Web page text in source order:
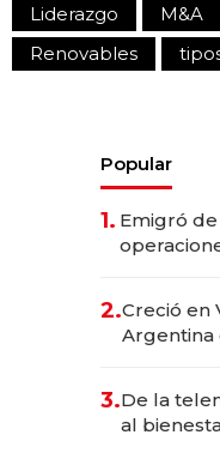
Liderazgo
M&A
Renovables
Popular
1. Emigró
2.Creció en
las
3.De la
al